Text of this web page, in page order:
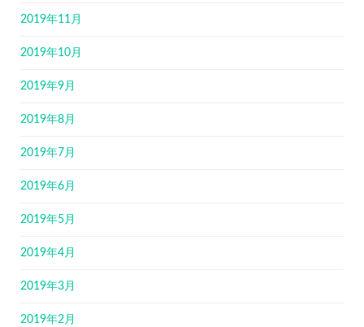
2019年11月
2019年10月
2019年9月
2019年8月
2019年7月
2019年6月
2019年5月
2019年4月
2019年3月
2019年2月